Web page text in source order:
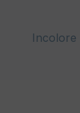
Incolore